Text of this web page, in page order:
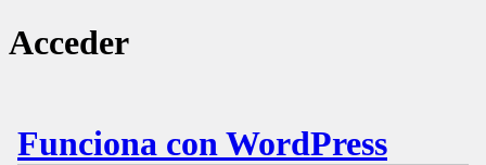
Acceder
Funciona con WordPress